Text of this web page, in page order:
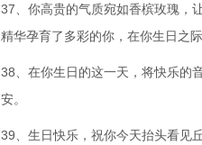
37、你高贵的气质宛如香槟玫瑰，
精华孕育了多彩的你，在你生日之
38、在你生日的这一天，将快乐的
安。
39、生日快乐，祝你今天抬头看见